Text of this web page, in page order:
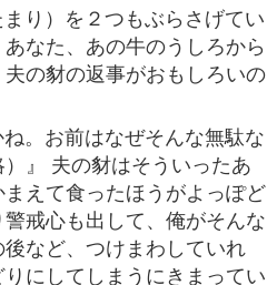
り）を２つもぶらさげてい
なた、あの牛のうしろから
の豺の返事がおもしろいの
。お前はなぜそんな無駄な
』 夫の豺はそういったあ
えて食ったほうがよっぽど
戒心も出して、俺がそんな
など、つけまわしていれ
にしてしまうにきまってい